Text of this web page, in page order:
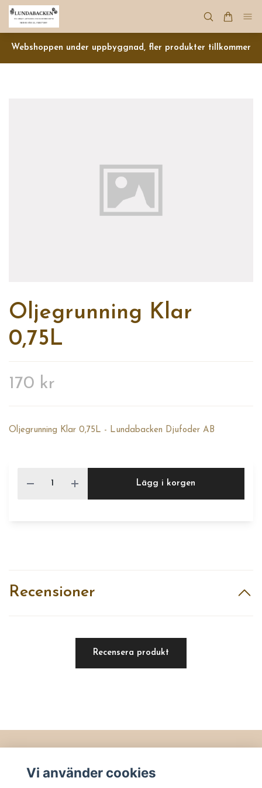
Webshoppen under uppbyggnad, fler produkter tillkommer
Oljegrunning Klar
0,75L
170 kr
Oljegrunning Klar 0,75L - Lundabacken Djufoder AB
Lägg i korgen
Recensioner
Recensera produkt
Köpvillkor
Vi använder cookies